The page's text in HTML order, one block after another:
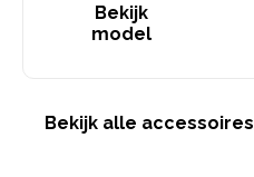
Bekijk
model
Bekijk alle accessoires